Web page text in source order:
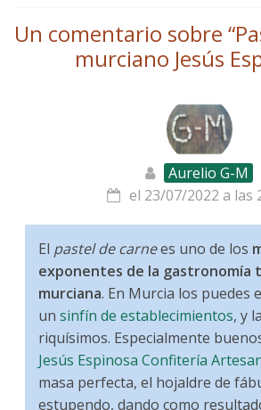
Un comentario sobre “
murciano Jesús
Aurelio G-M
el 23/07/2022 a las
El pastel de carnees uno de los
exponentes de la gastronomía
murciana. En Murcia los puedes
unsinfín de establecimientos, y
riquísimos. Especialmente
Jesús Espinosa Confitería
masa perfecta, el hojaldre de
estupendo, dando como